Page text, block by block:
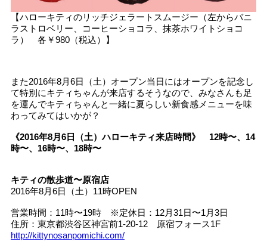
【ハローキティのリッチジェラートスムージー（左からバニ
ラストロベリー、コーヒーショコラ、抹茶ホワイトショコ
ラ） 各￥980（税込）】
また2016年8月6日（土）オープン当日にはオープンを記念し
て特別にキティちゃんが来店するそうなので、みなさんも足
を運んでキティちゃんと一緒に夏らしい新食感メニューを味
わってみてはいかが？
《2016年8月6日（土）ハローキティ来店時間》 12時〜、14
時〜、16時〜、18時〜
キティの散歩道〜原宿店
2016年8月6日（土）11時OPEN
営業時間：11時〜19時 ※定休日：12月31日〜1月3日
住所：東京都渋谷区神宮前1-20-12 原宿フォース1F
http://kittynosanpomichi.com/